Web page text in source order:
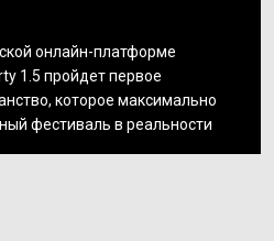
онлайн-платформе
1.5 пройдет первое
которое максимально
фестиваль в реальности